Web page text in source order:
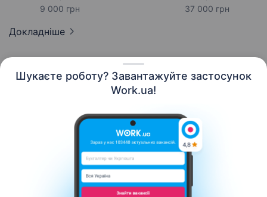
Шукаєте роботу? Завантажуйте застосунок
Work.ua!
9 000 грн 37 000 грн
Докладніше